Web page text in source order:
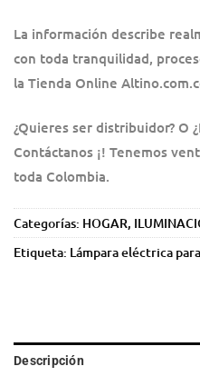
La información describe
con toda tranquilidad,
la Tienda Online
¿Quieres ser distribuidor? O
Contáctanos ¡! Tenemos
toda Colombia.
Categorías: HOGAR,
Etiqueta: Lámpara eléctrica
Descripción